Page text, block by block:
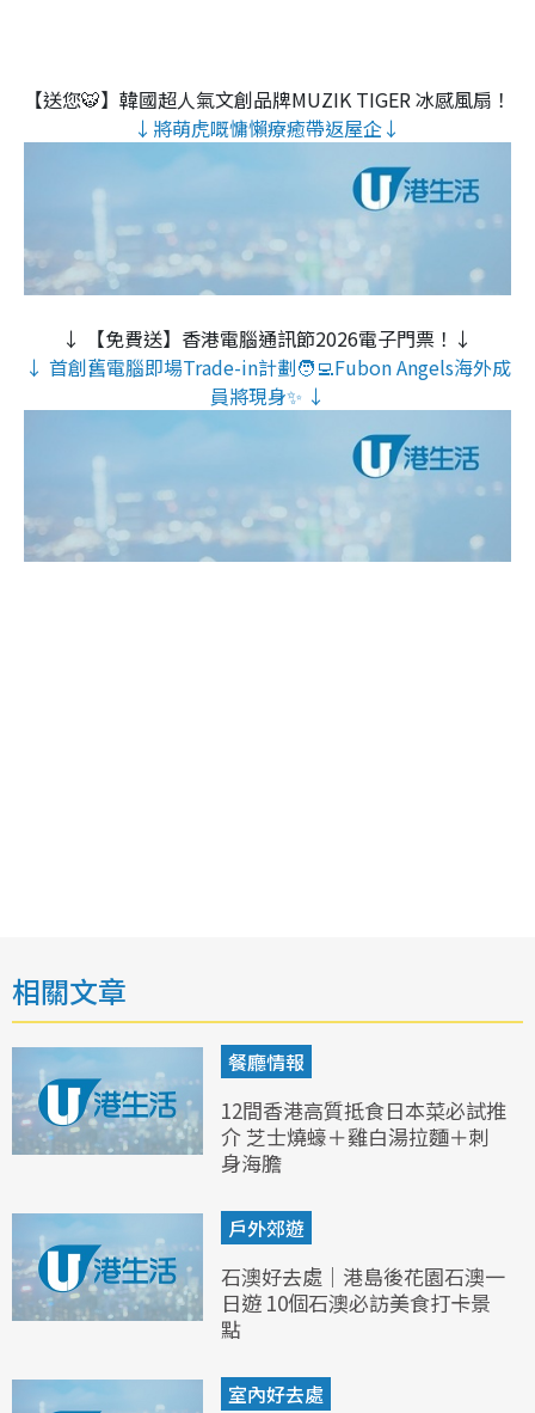
【送您🐯】韓國超人氣文創品牌MUZIK TIGER 冰感風扇！
↓將萌虎嘅慵懶療癒帶返屋企↓
↓ 【免費送】香港電腦通訊節2026電子門票！↓
↓ 首創舊電腦即場Trade-in計劃🧑‍💻Fubon Angels海外成
員將現身✨ ↓
相關文章
餐廳情報
12間香港高質抵食日本菜必試推
介 芝士燒蠔＋雞白湯拉麵＋刺
身海膽
戶外郊遊
石澳好去處｜港島後花園石澳一
日遊 10個石澳必訪美食打卡景
點
室內好去處